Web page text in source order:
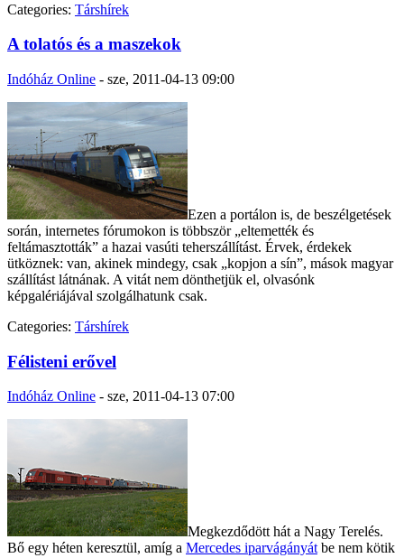
Categories: Társhírek
A tolatós és a maszekok
Indóház Online - sze, 2011-04-13 09:00
Ezen a portálon is, de beszélgetések
során, internetes fórumokon is többször „eltemették és
feltámasztották” a hazai vasúti teherszállítást. Érvek, érdekek
ütköznek: van, akinek mindegy, csak „kopjon a sín”, mások magyar
szállítást látnának. A vitát nem dönthetjük el, olvasónk
képgalériájával szolgálhatunk csak.
Categories: Társhírek
Félisteni erővel
Indóház Online - sze, 2011-04-13 07:00
Megkezdődött hát a Nagy Terelés.
Bő egy héten keresztül, amíg a Mercedes iparvágányát be nem kötik